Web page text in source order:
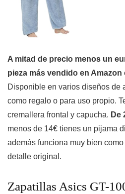
A mitad de precio menos un
pieza más vendido en Amazon
Disponible en varios diseños
como regalo o para uso propio.
cremallera frontal y capucha. De
menos de 14€ tienes un pijama
además funciona muy bien
detalle original.
Zapatillas Asics GT-